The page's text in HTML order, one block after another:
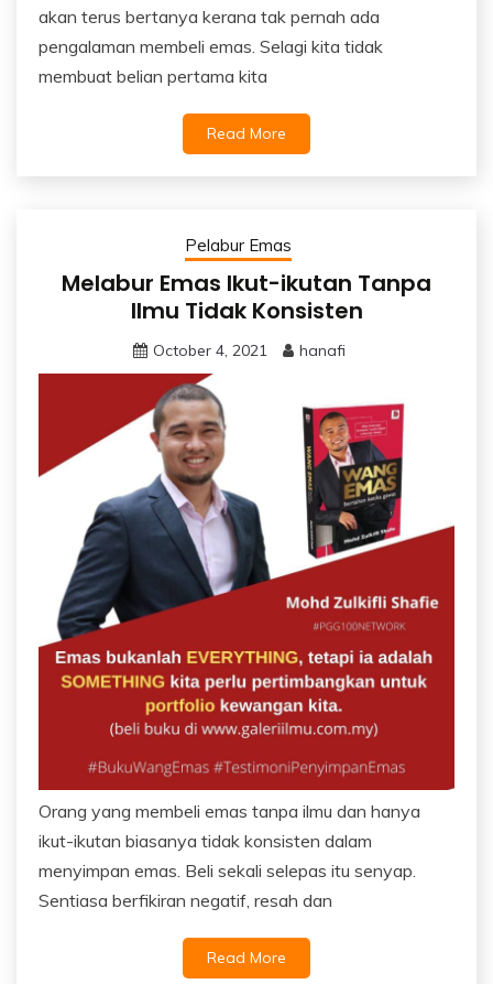
akan terus bertanya kerana tak pernah ada
pengalaman membeli emas. Selagi kita tidak
membuat belian pertama kita
Read More
Pelabur Emas
Melabur Emas Ikut-ikutan Tanpa
Ilmu Tidak Konsisten
October 4, 2021 hanafi
Orang yang membeli emas tanpa ilmu dan hanya
ikut-ikutan biasanya tidak konsisten dalam
menyimpan emas. Beli sekali selepas itu senyap.
Sentiasa berfikiran negatif, resah dan
Read More